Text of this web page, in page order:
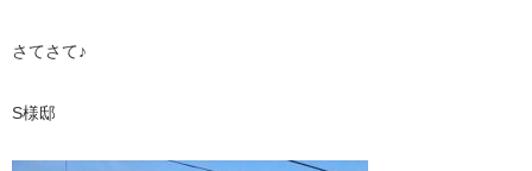
さてさて♪
S様邸